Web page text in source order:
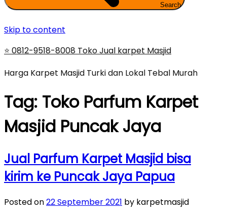
Search
Skip to content
⭐ 0812-9518-8008 Toko Jual karpet Masjid
Harga Karpet Masjid Turki dan Lokal Tebal Murah
Tag: Toko Parfum Karpet
Masjid Puncak Jaya
Jual Parfum Karpet Masjid bisa
kirim ke Puncak Jaya Papua
Posted on22 September 2021 by karpetmasjid